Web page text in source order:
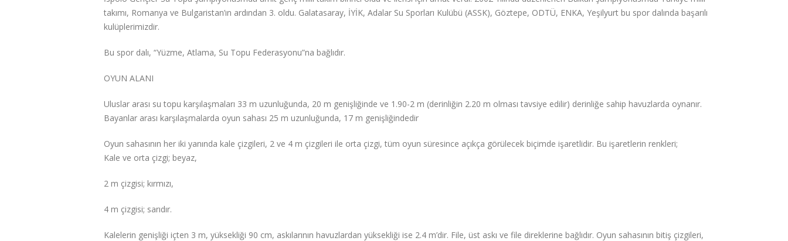
takımı, Romanya ve Bulgaristan’ın ardından 3. oldu. Galatasaray, İYİK, Adalar Su Sporları Kulübü (ASSK), Göztepe, ODTÜ, ENKA, Yeşilyurt bu spor dalında başarılı
kulüplerimizdir.
Bu spor dalı, “Yüzme, Atlama, Su Topu Federasyonu”na bağlıdır.
OYUN ALANI
Uluslar arası su topu karşılaşmaları 33 m uzunluğunda, 20 m genişliğinde ve 1.90-2 m (derinliğin 2.20 m olması tavsiye edilir) derinliğe sahip havuzlarda oynanır.
Bayanlar arası karşılaşmalarda oyun sahası 25 m uzunluğunda, 17 m genişliğindedir
Oyun sahasının her iki yanında kale çizgileri, 2 ve 4 m çizgileri ile orta çizgi, tüm oyun süresince açıkça görülecek biçimde işaretlidir. Bu işaretlerin renkleri;
Kale ve orta çizgi; beyaz,
2 m çizgisi; kırmızı,
4 m çizgisi; sarıdır.
Kalelerin genişliği içten 3 m, yüksekliği 90 cm, askılarının havuzlardan yüksekliği ise 2.4 m’dir. File, üst askı ve file direklerine bağlıdır. Oyun sahasının bitiş çizgileri,